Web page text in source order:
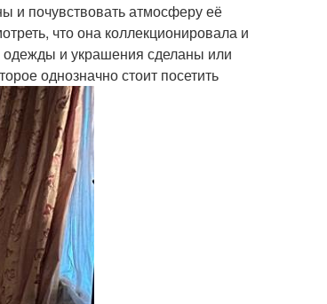
и почувствовать атмосферу её
что она коллекционировала и
и украшения сделаны или
однозначно стоит посетить